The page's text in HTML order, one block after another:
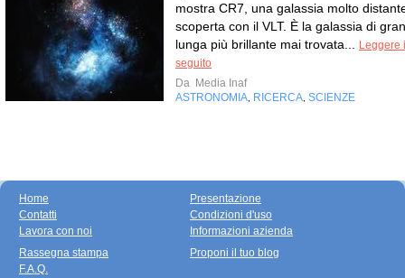
mostra CR7, una galassia molto
scoperta con il VLT. È la galassia di gran
lunga più brillante mai trovata...
Leggere
seguito
Da Media Inaf
ASTRONOMIA RICERCA SCIENZE
Home
Contatti
Lavora con noi
Presentazione
Condizioni d'uso
Informazioni azienda
Rassegna stampa
F.A.Q.
Proponi il tuo blog